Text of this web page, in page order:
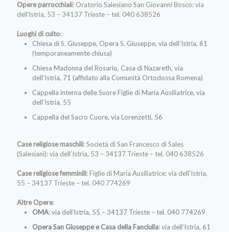
Opere parrocchiali: Oratorio Salesiano San Giovanni Bosco: via
dell’lstria, 53 – 34137 Trieste – tel. 040 638526
Luoghi di culto:
Chiesa di S. Giuseppe, Opera S. Giuseppe, via dell’Istria, 61
(temporaneamente chiusa)
Chiesa Madonna del Rosario, Casa di Nazareth, via
dell’Istria, 71 (affidato alla Comunità Ortodossa Romena)
Cappella interna delle Suore Figlie di Maria Ausiliatrice, via
dell’Istria, 55
Cappella del Sacro Cuore, via Lorenzetti, 56
Case religiose maschili: Società di San Francesco di Sales
(Salesiani): via dell’Istria, 53 – 34137 Trieste – tel. 040 638526
Case religiose femminili: Figlie di Maria Ausiliatrice: via dell’Istria,
55 – 34137 Trieste – tel. 040 774269
Altre Opere:
OMA: via dell’lstria, 55 – 34137 Trieste – tel. 040 774269
Opera San Giuseppe e Casa della Fanciulla: via dell’Istria, 61